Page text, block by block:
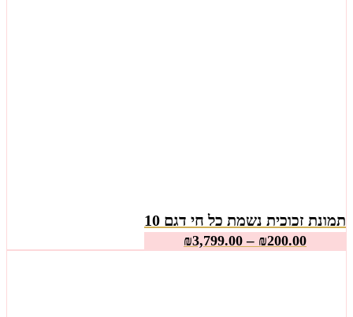
תמונת זכוכית נשמת כל חי דגם 10
₪200.00
–
₪3,799.00